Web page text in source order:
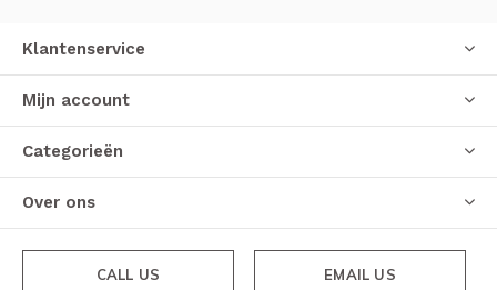
Klantenservice
Mijn account
Categorieën
Over ons
CALL US EMAIL US